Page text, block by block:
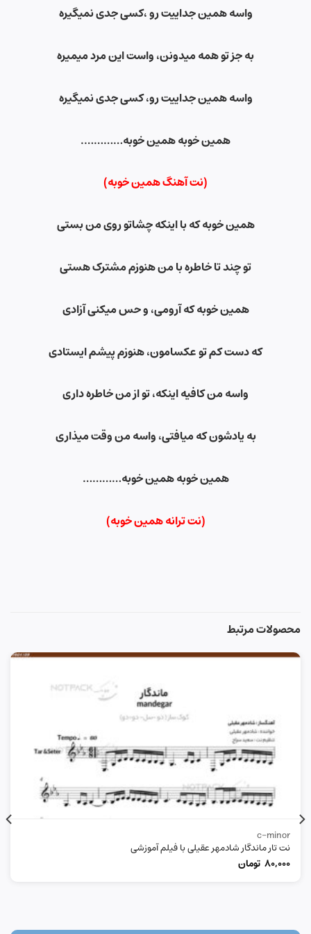
واسه همین جداییت رو ،کسی جدی نمیگیره
به جز تو همه میدونن، واست این مرد میمیره
واسه همین جداییت رو، کسی جدی نمیگیره
همین خوبه همین خوبه………….
(نت آهنگ همین خوبه)
همین خوبه که با اینکه چشاتو روی من بستی
تو چند تا خاطره با من هنوزم مشترک هستی
همین خوبه که آرومی، و حس میکنی آزادی
که دست کم تو عکسامون، هنوزم پیشم ایستادی
واسه من کافیه اینکه، تو از من خاطره داری
به یادشون که میافتی، واسه من وقت میذاری
همین خوبه همین خوبه…………
(نت ترانه همین خوبه)
محصولات مرتبط
c-minor
نت تار ماندگار شادمهر عقیلی با فیلم آموزشی
80,000 تومان